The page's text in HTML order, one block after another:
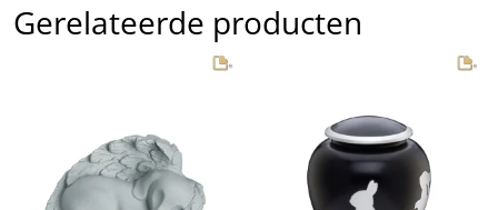
Gerelateerde producten